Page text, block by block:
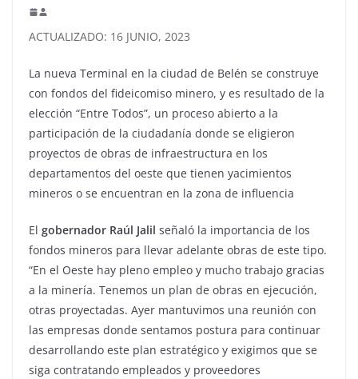
ACTUALIZADO: 16 JUNIO, 2023
La nueva Terminal en la ciudad de Belén se construye
con fondos del fideicomiso minero, y es resultado de la
elección “Entre Todos”, un proceso abierto a la
participación de la ciudadanía donde se eligieron
proyectos de obras de infraestructura en los
departamentos del oeste que tienen yacimientos
mineros o se encuentran en la zona de influencia
El gobernador Raúl Jalil señaló la importancia de los
fondos mineros para llevar adelante obras de este tipo.
“En el Oeste hay pleno empleo y mucho trabajo gracias
a la minería. Tenemos un plan de obras en ejecución,
otras proyectadas. Ayer mantuvimos una reunión con
las empresas donde sentamos postura para continuar
desarrollando este plan estratégico y exigimos que se
siga contratando empleados y proveedores